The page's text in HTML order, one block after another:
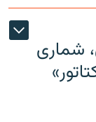
شماری